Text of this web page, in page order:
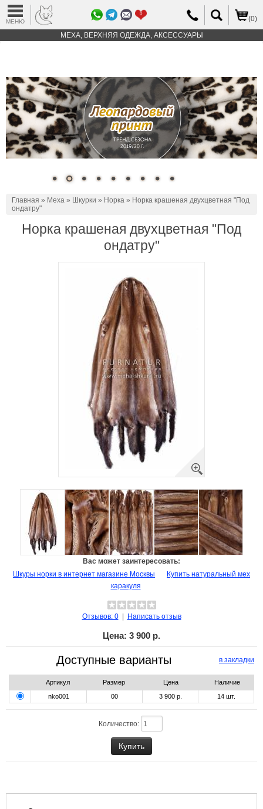
МЕНЮ
0
(0)
МЕХА, ВЕРХНЯЯ ОДЕЖДА, АКСЕССУАРЫ
Главная » Меха » Шкурки » Норка » Норка крашеная двухцветная "Под
ондатру"
Норка крашеная двухцветная "Под
ондатру"
Вас может заинтересовать:
Шкуры норки в интернет магазине Москвы
Купить натуральный мех
каракуля
Отзывов: 0| Написать отзыв
Цена: 3 900 р.
в закладки
Доступные варианты
Артикул Размер Цена
Наличие
nko001
00 3 900 р. 14 шт.
Количество: